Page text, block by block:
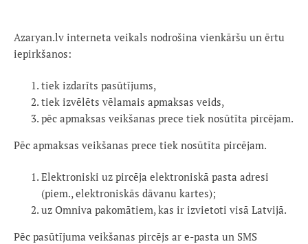
Azaryan.lv interneta veikals nodrošina vienkāršu un ērtu
iepirkšanos:
tiek izdarīts pasūtījums,
tiek izvēlēts vēlamais apmaksas veids,
pēc apmaksas veikšanas prece tiek nosūtīta pircējam.
Pēc apmaksas veikšanas prece tiek nosūtīta pircējam.
Elektroniski uz pircēja elektroniskā pasta adresi
(piem., elektroniskās dāvanu kartes);
uz Omniva pakomātiem, kas ir izvietoti visā Latvijā.
Pēc pasūtījuma veikšanas pircējs ar e-pasta un SMS